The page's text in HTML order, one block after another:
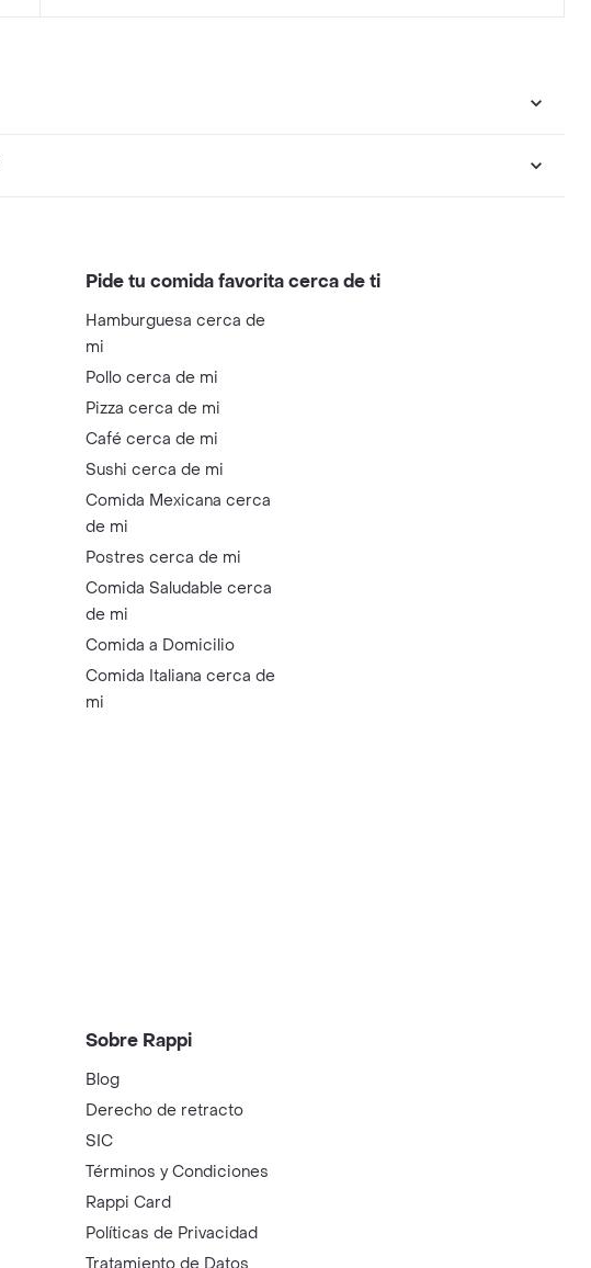
Pide tu comida favorita cerca de ti
Hamburguesa cerca de
mi
Pollo cerca de mi
Pizza cerca de mi
Café cerca de mi
Sushi cerca de mi
Comida Mexicana cerca
de mi
Postres cerca de mi
Comida Saludable cerca
de mi
Comida a Domicilio
Comida Italiana cerca de
mi
Sobre Rappi
Blog
Derecho de retracto
SIC
Términos y Condiciones
Rappi Card
Políticas de Privacidad
Tratamiento de Datos